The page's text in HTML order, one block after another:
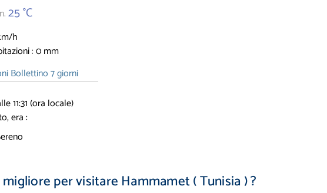
25 °C
h
: 0 mm
Bollettino 7 giorni
11:31 (ora locale)
era :
per visitare Hammamet ( Tunisia ) ?